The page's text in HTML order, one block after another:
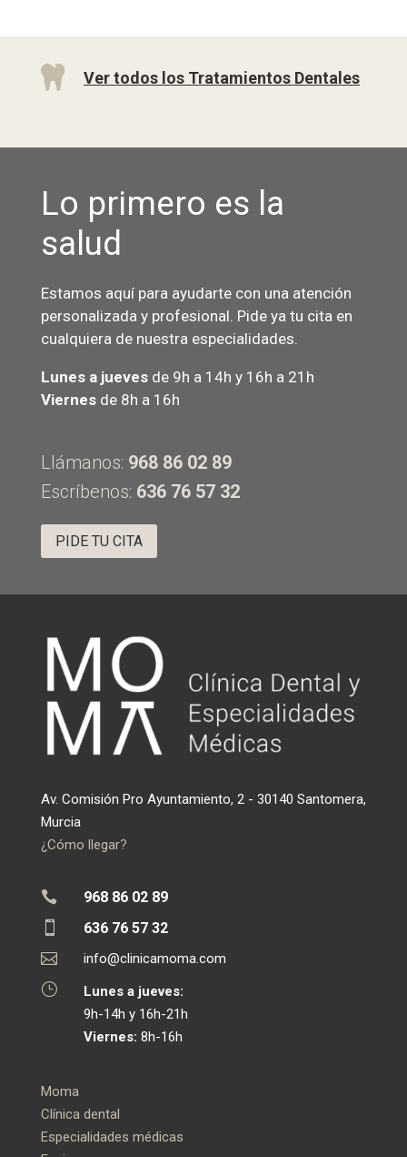
 Ver todos los Tratamientos Dentales
Lo primero es la
salud
Estamos aquí para ayudarte con una atención
personalizada y profesional. Pide ya tu cita en
cualquiera de nuestra especialidades.
Lunes a juevesde 9h a 14h y 16h a 21h
Viernesde 8h a 16h
Llámanos: 968 86 02 89
Escríbenos: 636 76 57 32
PIDE TU CITA
Av. Comisión Pro Ayuntamiento, 2 - 30140 Santomera,
Murcia
¿Cómo llegar?
 968 86 02 89
 636 76 57 32

info@clinicamoma.com
}
Lunes a jueves:
9h-14h y 16h-21h
Viernes: 8h-16h
Moma
Clínica dental
Especialidades médicas